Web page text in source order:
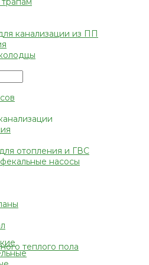
канализации из ПП
отопления и ГВС
насосы
теплого пола